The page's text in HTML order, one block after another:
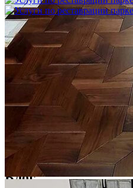
Услуги по реставрации паркета
1 500 ₽
Блог